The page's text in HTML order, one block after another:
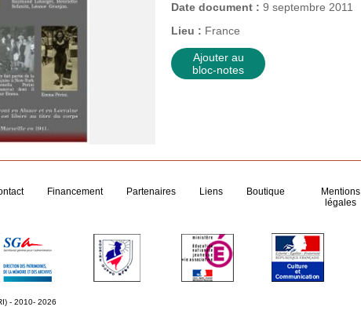
Date document : 9 septembre 2011
Lieu : France
Ajouter au
bloc-notes
Financement Partenaires Liens Boutique
Mentions
légales
- 2010- 2026